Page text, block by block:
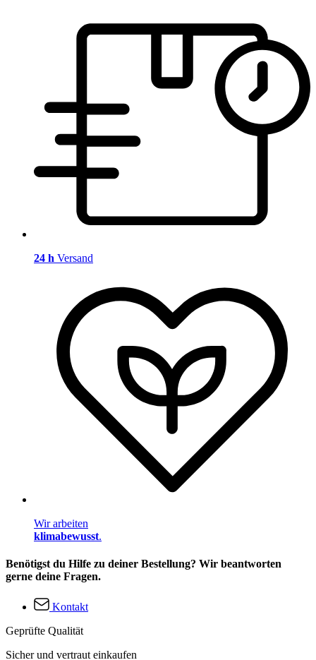
24 h Versand
Wir arbeiten
klimabewusst.
Benötigst du Hilfe zu deiner Bestellung? Wir beantworten
gerne deine Fragen.
Kontakt
Geprüfte Qualität
Sicher und vertraut einkaufen